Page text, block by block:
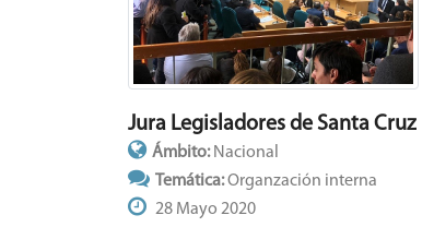
Jura Legisladores de Santa Cruz
Ámbito: Nacional
Temática:Organzación interna
28 Mayo 2020